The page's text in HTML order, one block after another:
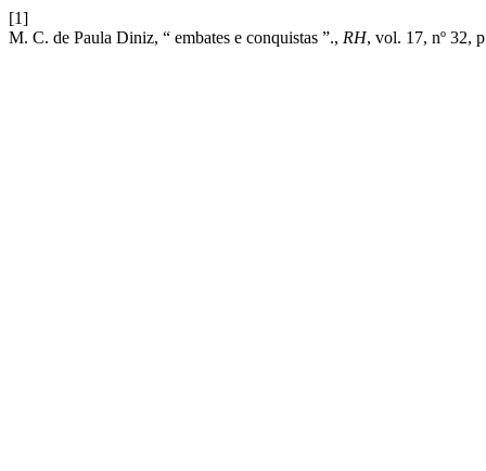
[1]
M. C. de Paula Diniz, “ embates e conquistas ”., RH, vol. 17, nº 32,